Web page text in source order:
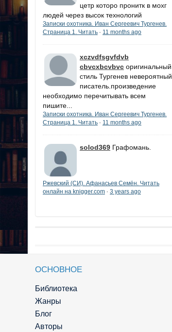
цетр которо пронитк в мохг
людей через высок технологий
Записки охотника. Иван Сергеевич Тургенев.
Страница 1. Читать · 11 months ago
xczvdfsgvfdvb
cbvcxbcvbvc оригинальный
стиль Тургенев невероятный
писатель.произведение
необходимо перечитывать всем
пишите...
Записки охотника. Иван Сергеевич Тургенев.
Страница 1. Читать · 11 months ago
solod369 Графомань.
Ржевский (СИ). Афанасьев Семён. Читать
онлайн на knigger.com · 3 years ago
ОСНОВНОЕ
Библиотека
Жанры
Блог
Авторы